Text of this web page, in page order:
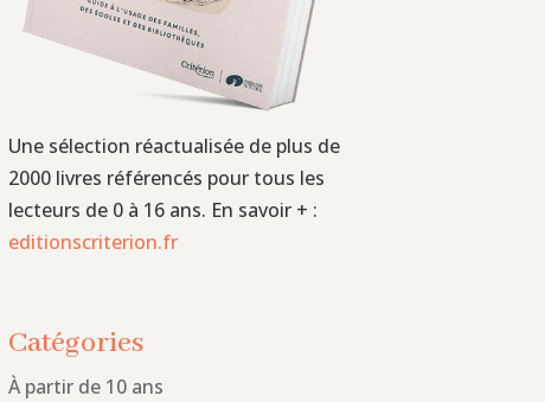
Une sélection réactualisée de plus de
2000 livres référencés pour tous les
lecteurs de 0 à 16 ans. En savoir + :
editionscriterion.fr
Catégories
À partir de 10 ans